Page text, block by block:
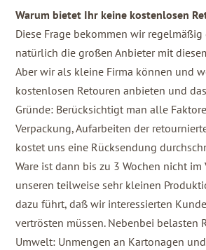
Warum bietet Ihr keine kostenlosen
Diese Frage bekommen wir
natürlich die großen Anbieter mit
Aber wir als kleine Firma können und
kostenlosen Retouren anbieten und
Gründe: Berücksichtigt man alle
Verpackung, Aufarbeiten der
kostet uns eine Rücksendung
Ware ist dann bis zu 3 Wochen nicht im
unseren teilweise sehr kleinen
dazu führt, daß wir interessierten
vertrösten müssen. Nebenbei belasten
Umwelt: Unmengen an Kartonagen und